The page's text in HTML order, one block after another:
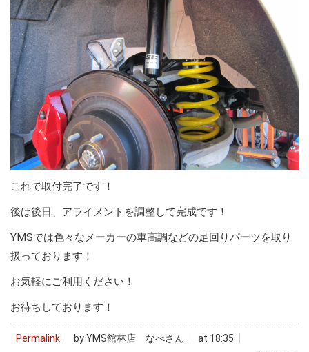
これで取付完了です！
後は後日、アライメントを調整して完成です！
YMSでは色々なメーカーの車高調などの足回りパーツを取り
扱っております！
お気軽にご利用ください！
お待ちしております！
Permalink by YMS館林店 なべさん at 18:35